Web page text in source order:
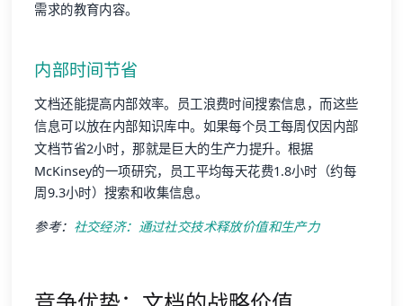
需求的教育内容。
内部时间节省
文档还能提高内部效率。员工浪费时间搜索信息，而这些
信息可以放在内部知识库中。如果每个员工每周仅因内部
文档节省2小时，那就是巨大的生产力提升。根据
McKinsey的一项研究，员工平均每天花费1.8小时（约每
周9.3小时）搜索和收集信息。
参考： 社交经济：通过社交技术释放价值和生产力